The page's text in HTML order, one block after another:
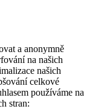
a anonymně
na našich
našich
celkové
používáme na
stran: